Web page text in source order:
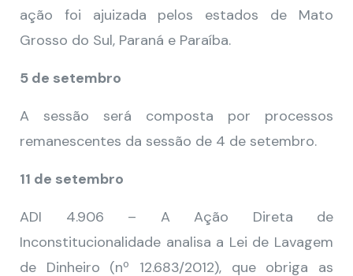
ação foi ajuizada pelos estados de Mato
Grosso do Sul, Paraná e Paraíba.
5 de setembro
A sessão será composta por processos
remanescentes da sessão de 4 de setembro.
11 de setembro
ADI 4.906 – A Ação Direta de
Inconstitucionalidade analisa a Lei de Lavagem
de Dinheiro (nº 12.683/2012), que obriga as